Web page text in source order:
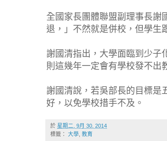
全國家長團體聯盟副理事長謝
退，」不然就是併校，但學生
謝國清指出，大學面臨到少子
則這幾年一定會有學校發不出
謝國清說，若吳部長的目標是
好，以免學校措手不及。
於 星期二, 9月 30, 2014
標籤： 大學 教育